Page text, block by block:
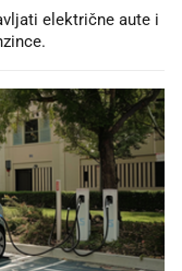
električne aute i